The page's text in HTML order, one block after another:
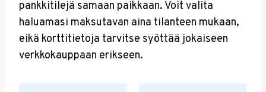
pankkitilejä samaan paikkaan. Voit valita
haluamasi maksutavan aina tilanteen mukaan,
eikä korttitietoja tarvitse syöttää jokaiseen
verkkokauppaan erikseen.